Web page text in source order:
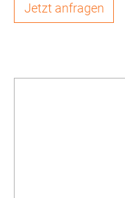
Jetzt anfragen